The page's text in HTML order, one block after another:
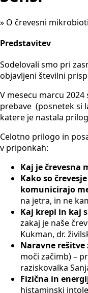
» O črevesni
Predstavitev
Sodelovali smo pri
objavljeni številni
V mesecu marcu
prebave (posnetek si
katere je nastala
Celotno prilogo in
v priponkah:
Kaj je črevesna
Kako so
komunicirajo
na jetra, in ne
Kaj krepi in kaj
zakaj je naše
Kukman, dr.
Naravne
moči začimb) –
raziskovalka
Fizična in
histaminski